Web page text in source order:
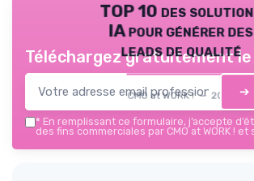
TOP 10 des
IA pour générer des
leads de qualité
CMO at WORK ! — 2026
Téléchargez gratuitement
➔
* En remplissant ce formulaire, j’accepte
des fins commerciales par CMO at WORK !